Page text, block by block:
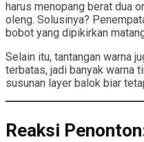
harus menopang berat dua
oleng. Solusinya?
bobot yang dipikirkan
Selain itu, tantangan warna
terbatas, jadi banyak warna
susunan layer balok biar
Reaksi